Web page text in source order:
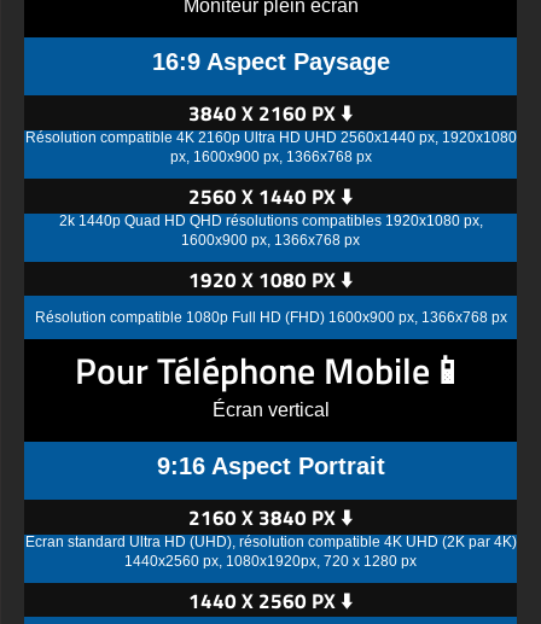
Moniteur plein écran
16:9 Aspect Paysage
3840 X 2160 PX ⬇️
Résolution compatible 4K 2160p Ultra HD UHD 2560x1440 px, 1920x1080
px, 1600x900 px, 1366x768 px
2560 X 1440 PX ⬇️
2k 1440p Quad HD QHD résolutions compatibles 1920x1080 px,
1600x900 px, 1366x768 px
1920 X 1080 PX ⬇️
Résolution compatible 1080p Full HD (FHD) 1600x900 px, 1366x768 px
Pour Téléphone Mobile📱
Écran vertical
9:16 Aspect Portrait
2160 X 3840 PX ⬇️
Écran standard Ultra HD (UHD), résolution compatible 4K UHD (2K par 4K)
1440x2560 px, 1080x1920px, 720 x 1280 px
1440 X 2560 PX ⬇️